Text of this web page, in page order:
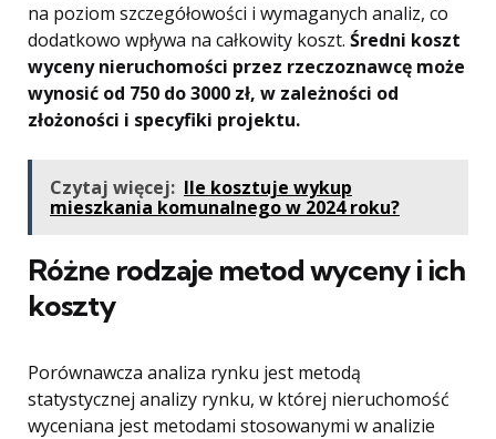
na poziom szczegółowości i wymaganych analiz, co
dodatkowo wpływa na całkowity koszt. Średni koszt
wyceny nieruchomości przez rzeczoznawcę może
wynosić od 750 do 3000 zł, w zależności od
złożoności i specyfiki projektu.
Czytaj więcej: Ile kosztuje wykup
mieszkania komunalnego w 2024 roku?
Różne rodzaje metod wyceny i ich
koszty
Porównawcza analiza rynku jest metodą
statystycznej analizy rynku, w której nieruchomość
wyceniana jest metodami stosowanymi w analizie